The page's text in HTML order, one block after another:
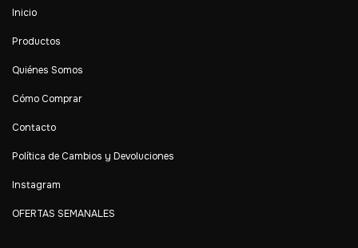
Inicio
Productos
Quiénes Somos
Cómo Comprar
Contacto
Política de Cambios y Devoluciones
Instagram
OFERTAS SEMANALES